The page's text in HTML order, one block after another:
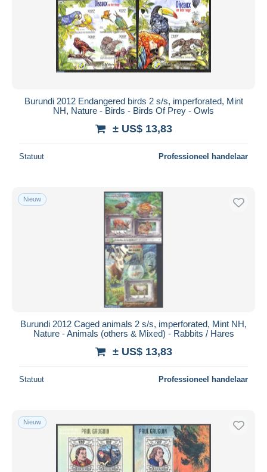
Burundi 2012 Endangered birds 2 s/s, imperforated, Mint
NH, Nature - Birds - Birds Of Prey - Owls
± US$ 13,83
Statuut Professioneel handelaar
Nieuw
Burundi 2012 Caged animals 2 s/s, imperforated, Mint NH,
Nature - Animals (others & Mixed) - Rabbits / Hares
± US$ 13,83
Statuut Professioneel handelaar
Nieuw